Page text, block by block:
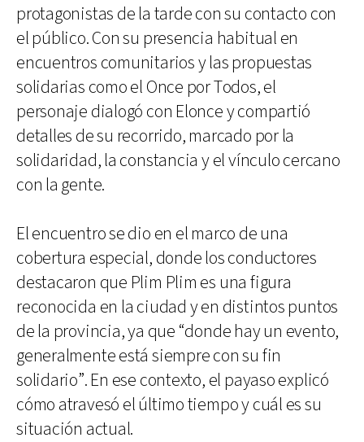
protagonistas de la tarde con su contacto con
el público. Con su presencia habitual en
encuentros comunitarios y las propuestas
solidarias como el Once por Todos, el
personaje dialogó con Elonce y compartió
detalles de su recorrido, marcado por la
solidaridad, la constancia y el vínculo cercano
con la gente.
El encuentro se dio en el marco de una
cobertura especial, donde los conductores
destacaron que Plim Plim es una figura
reconocida en la ciudad y en distintos puntos
de la provincia, ya que “donde hay un evento,
generalmente está siempre con su fin
solidario”. En ese contexto, el payaso explicó
cómo atravesó el último tiempo y cuál es su
situación actual.